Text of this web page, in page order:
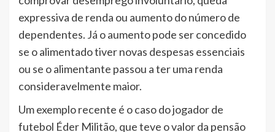
expressiva de renda ou aumento do número de
dependentes. Já o aumento pode ser concedido
se o alimentado tiver novas despesas essenciais
ou se o alimentante passou a ter uma renda
consideravelmente maior.
Um exemplo recente é o caso do jogador de
futebol Éder Militão, que teve o valor da pensão